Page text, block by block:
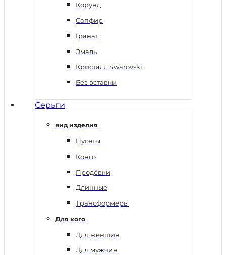
Корунд
Сапфир
Гранат
Эмаль
Кристалл Swarovski
Без вставки
Серьги
вид изделия
Пусеты
Конго
Продёвки
Длинные
Трансформеры
Для кого
Для женщин
Для мужчин